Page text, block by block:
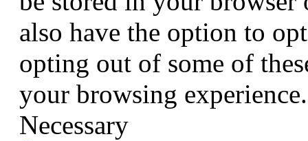
also have the option to
opting out of some of
your browsing experience.
Necessary